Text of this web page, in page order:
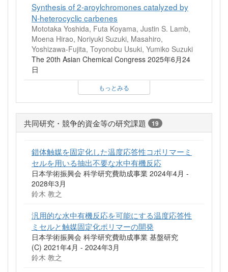
Synthesis of 2-aroylchromones catalyzed by
N-heterocyclic carbenes
Mototaka Yoshida, Futa Koyama, Justin S. Lamb,
Moena Hirao, Noriyuki Suzuki, Masahiro,
Yoshizawa-Fujita, Toyonobu Usuki, Yumiko Suzuki
The 20th Asian Chemical Congress 2025年6月24
日
もっとみる
共同研究・競争的資金等の研究課題 19
錯体触媒を固定化した温度応答性コポリマーミ
セルを用いる抽出不要な水中有機反応
日本学術振興会 科学研究費助成事業 2024年4月 -
2028年3月
鈴木 教之
汎用的な水中有機反応を可能にする温度応答性
ミセルと触媒固定化ポリマーの開発
日本学術振興会 科学研究費助成事業 基盤研究
(C) 2021年4月 - 2024年3月
鈴木 教之